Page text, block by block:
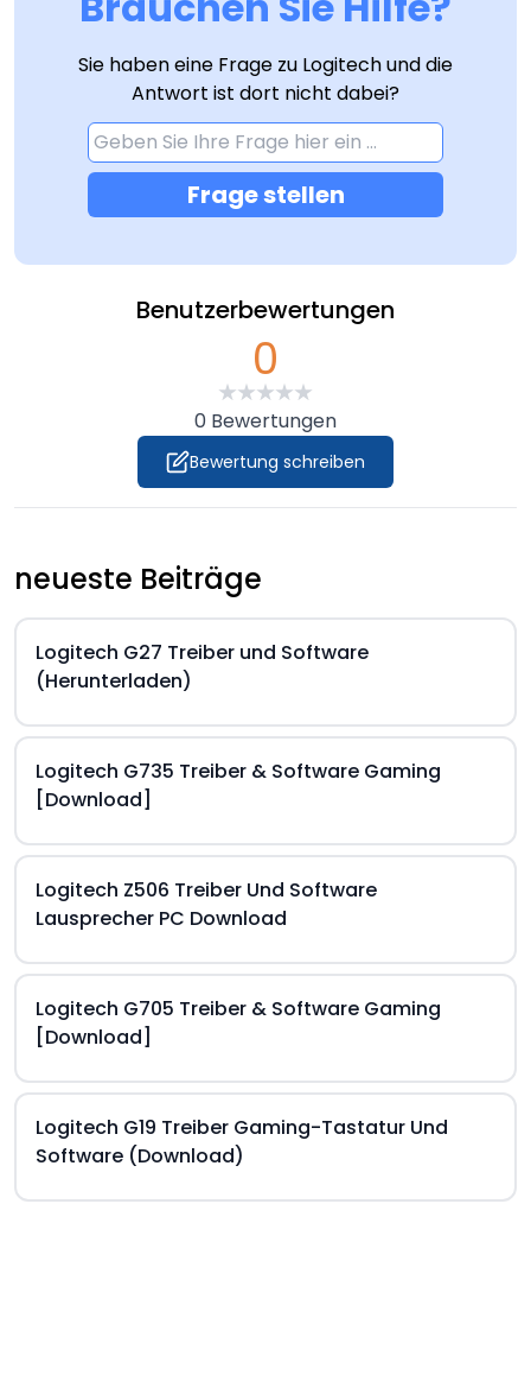
Sie haben eine Frage zu Logitech und die
Antwort ist dort nicht dabei?
Frage stellen
Benutzerbewertungen
0
0 Bewertungen
Bewertung schreiben
neueste Beiträge
Logitech G27 Treiber und Software
(Herunterladen)
Logitech G735 Treiber & Software Gaming
[Download]
Logitech Z506 Treiber Und Software
Lausprecher PC Download
Logitech G705 Treiber & Software Gaming
[Download]
Logitech G19 Treiber Gaming-Tastatur Und
Software (Download)